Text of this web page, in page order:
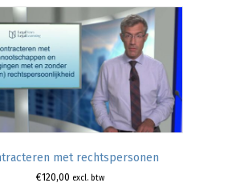
met rechtspersonen
€120,00 excl. btw